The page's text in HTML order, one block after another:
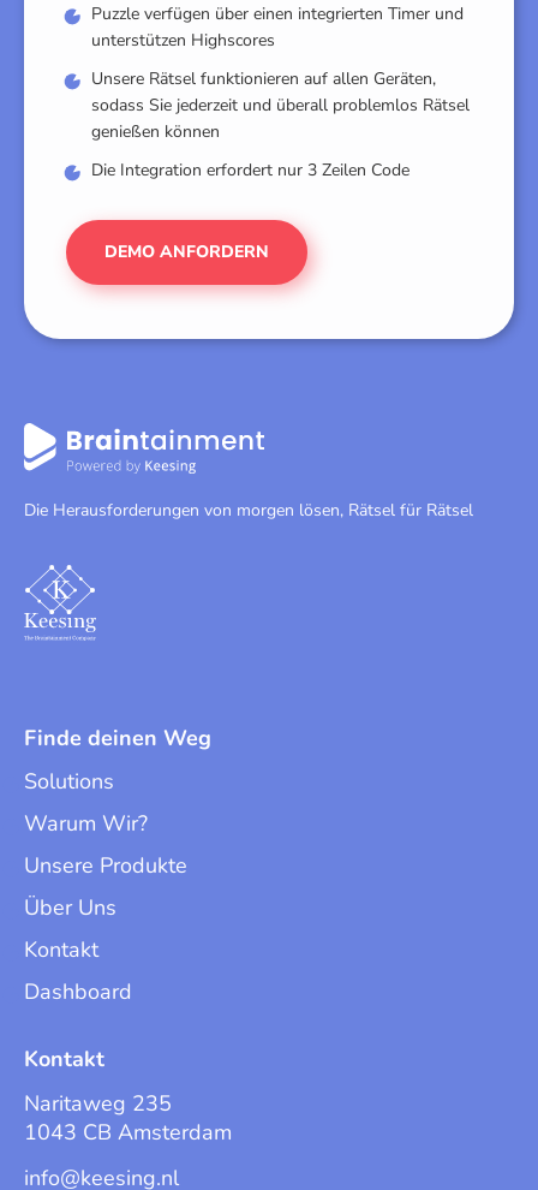
Puzzle verfügen über einen integrierten Timer und
unterstützen Highscores
Unsere Rätsel funktionieren auf allen Geräten,
sodass Sie jederzeit und überall problemlos Rätsel
genießen können
Die Integration erfordert nur 3 Zeilen Code
DEMO ANFORDERN
Die Herausforderungen von morgen lösen, Rätsel für Rätsel
Finde deinen Weg
Solutions
Warum Wir?
Unsere Produkte
Über Uns
Kontakt
Dashboard
Kontakt
Naritaweg 235
1043 CB Amsterdam
info@keesing.nl